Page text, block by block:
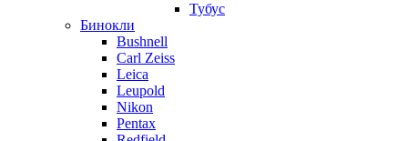
Тубус
Бинокли
Bushnell
Carl Zeiss
Leica
Leupold
Nikon
Pentax